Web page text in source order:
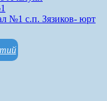
№1 с.п. Зязиков- юрт